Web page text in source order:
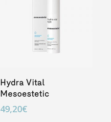
Añadir Al Carrito
Hydra Vital
Mesoestetic
49,20€